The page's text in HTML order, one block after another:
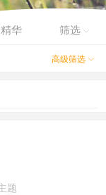
精华 筛选 
高级筛选 
题